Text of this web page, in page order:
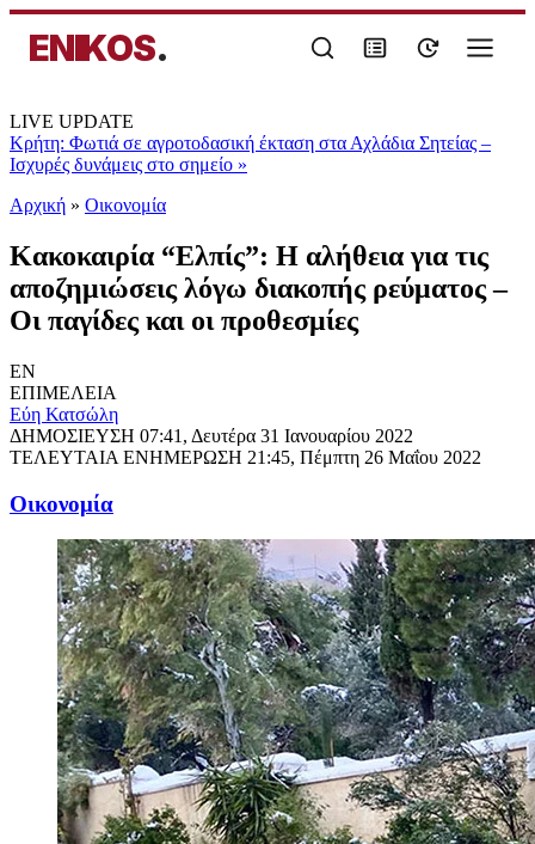
ENIKOS.
LIVE UPDATE
Κρήτη: Φωτιά σε αγροτοδασική έκταση στα Αχλάδια Σητείας –
Ισχυρές δυνάμεις στο σημείο »
Αρχική » Oικονομία
Κακοκαιρία “Ελπίς”: Η αλήθεια για τις
αποζημιώσεις λόγω διακοπής ρεύματος –
Οι παγίδες και οι προθεσμίες
EN
ΕΠΙΜΕΛΕΙΑ
Εύη Κατσώλη
ΔΗΜΟΣΙΕΥΣΗ 07:41, Δευτέρα 31 Ιανουαρίου 2022
ΤΕΛΕΥΤΑΙΑ ΕΝΗΜΕΡΩΣΗ 21:45, Πέμπτη 26 Μαΐου 2022
Oικονομία